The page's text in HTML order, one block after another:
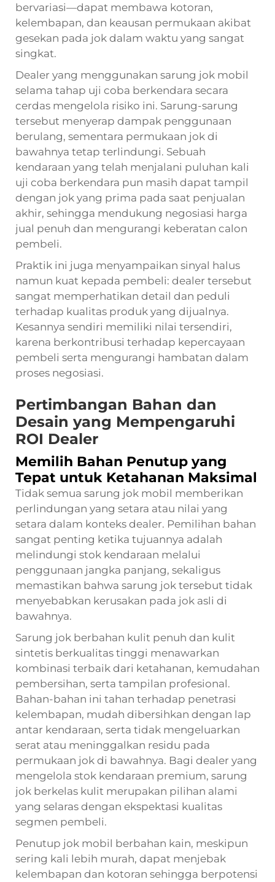
bervariasi—dapat membawa kotoran,
kelembapan, dan keausan permukaan akibat
gesekan pada jok dalam waktu yang sangat
singkat.
Dealer yang menggunakan sarung jok mobil
selama tahap uji coba berkendara secara
cerdas mengelola risiko ini. Sarung-sarung
tersebut menyerap dampak penggunaan
berulang, sementara permukaan jok di
bawahnya tetap terlindungi. Sebuah
kendaraan yang telah menjalani puluhan kali
uji coba berkendara pun masih dapat tampil
dengan jok yang prima pada saat penjualan
akhir, sehingga mendukung negosiasi harga
jual penuh dan mengurangi keberatan calon
pembeli.
Praktik ini juga menyampaikan sinyal halus
namun kuat kepada pembeli: dealer tersebut
sangat memperhatikan detail dan peduli
terhadap kualitas produk yang dijualnya.
Kesannya sendiri memiliki nilai tersendiri,
karena berkontribusi terhadap kepercayaan
pembeli serta mengurangi hambatan dalam
proses negosiasi.
Pertimbangan Bahan dan
Desain yang Mempengaruhi
ROI Dealer
Memilih Bahan Penutup yang
Tepat untuk Ketahanan Maksimal
Tidak semua sarung jok mobil memberikan
perlindungan yang setara atau nilai yang
setara dalam konteks dealer. Pemilihan bahan
sangat penting ketika tujuannya adalah
melindungi stok kendaraan melalui
penggunaan jangka panjang, sekaligus
memastikan bahwa sarung jok tersebut tidak
menyebabkan kerusakan pada jok asli di
bawahnya.
Sarung jok berbahan kulit penuh dan kulit
sintetis berkualitas tinggi menawarkan
kombinasi terbaik dari ketahanan, kemudahan
pembersihan, serta tampilan profesional.
Bahan-bahan ini tahan terhadap penetrasi
kelembapan, mudah dibersihkan dengan lap
antar kendaraan, serta tidak mengeluarkan
serat atau meninggalkan residu pada
permukaan jok di bawahnya. Bagi dealer yang
mengelola stok kendaraan premium, sarung
jok berkelas kulit merupakan pilihan alami
yang selaras dengan ekspektasi kualitas
segmen pembeli.
Penutup jok mobil berbahan kain, meskipun
sering kali lebih murah, dapat menjebak
kelembapan dan kotoran sehingga berpotensi